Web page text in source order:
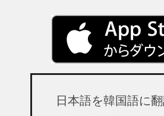
日本語を韓国語に